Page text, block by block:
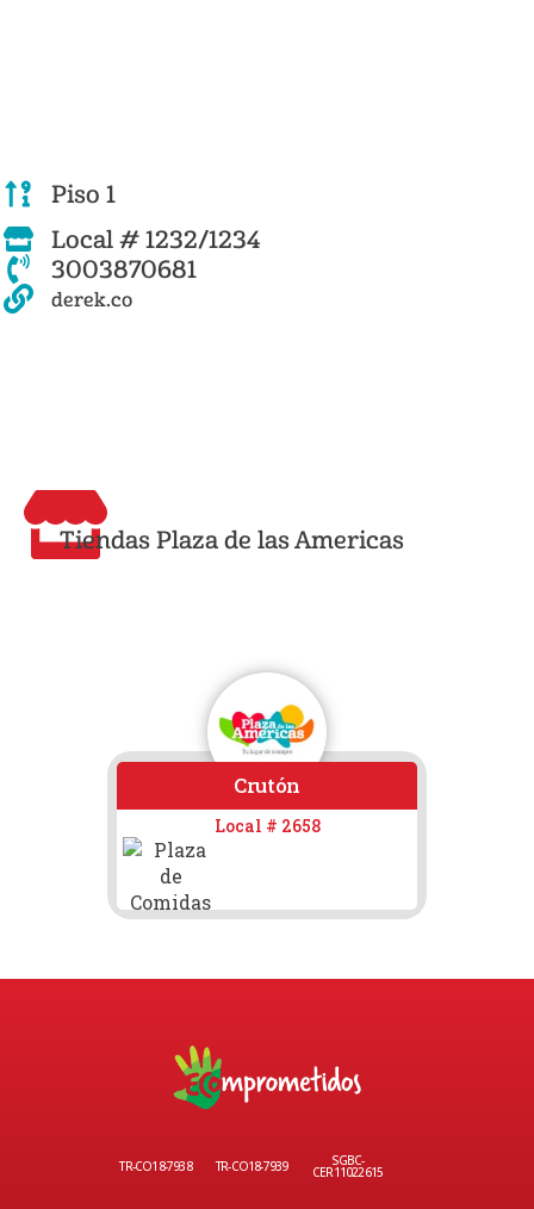
Piso 1
Local # 1232/1234
3003870681
derek.co
Tiendas Plaza de las Americas
Crutón
Local # 2658
TR-CO18-7938 TR-CO18-7939 SGBC-
CER11022615